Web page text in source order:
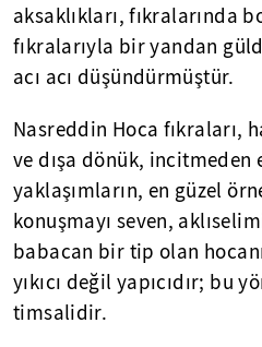
aksaklıkları, fıkralarında
fıkralarıyla bir yandan
acı acı düşündürmüştür.
Nasreddin Hoca fıkraları,
ve dışa dönük, incitmeden
yaklaşımların, en güzel
konuşmayı seven,
babacan bir tip olan
yıkıcı değil yapıcıdır; bu
timsalidir.